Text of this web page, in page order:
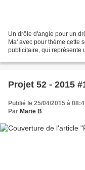
Un drôle d'angle pour un
Ma' avec pour thème cette
publicitaire, qui représente
Projet 52 - 2015
Publié le 25/04/2015 à
Par Marie B